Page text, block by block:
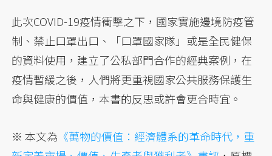
此次COVID-19疫情衝擊之下，國家實施邊境防疫管
制、禁止口罩出口、「口罩國家隊」或是全民健保
的資料使用，建立了公私部門合作的經典案例，在
疫情暫緩之後，人們將更重視國家公共服務保護生
命與健康的價值，本書的反思或許會更合時宜。
※ 本文為 《萬物的價值：經濟體系的革命時代，重